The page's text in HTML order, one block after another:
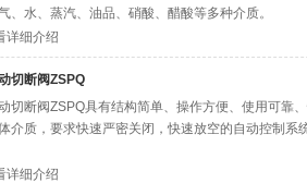
、水、蒸汽、油品、硝酸、醋酸等多种介质。
详细介绍
切断阀ZSPQ
切断阀ZSPQ具有结构简单、操作方便、使用可靠
介质，要求快速严密关闭，快速放空的自动控制系统
详细介绍